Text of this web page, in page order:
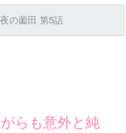
夜の薗田 第5話
らも意外と純